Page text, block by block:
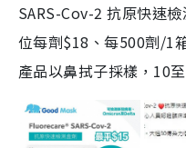
SARS-Cov-2 抗原快速
位每劑$18、每500劑/1
產品以鼻拭子採樣，10